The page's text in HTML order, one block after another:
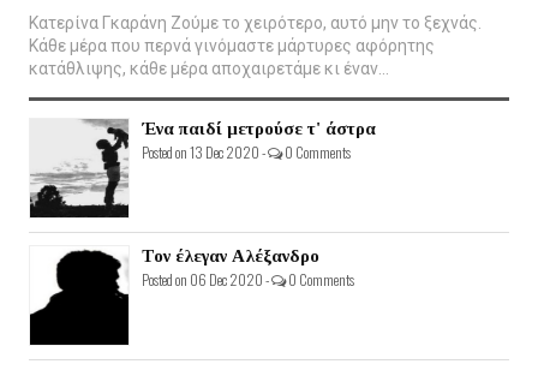
Κατερίνα Γκαράνη Ζούμε το χειρότερο, αυτό μην το ξεχνάς.
Κάθε μέρα που περνά γινόμαστε μάρτυρες αφόρητης
κατάθλιψης, κάθε μέρα αποχαιρετάμε κι έναν...
Ένα παιδί μετρούσε τ' άστρα
Posted on 13 Dec 2020 - 0 Comments
Τον έλεγαν Αλέξανδρο
Posted on 06 Dec 2020 - 0 Comments